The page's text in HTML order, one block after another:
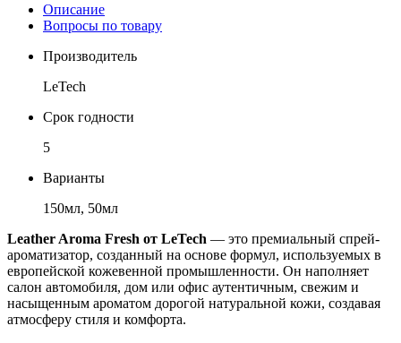
Описание
Вопросы по товару
Производитель
LeTech
Срок годности
5
Варианты
150мл, 50мл
Leather Aroma Fresh от LeTech — это премиальный спрей-
ароматизатор, созданный на основе формул, используемых в
европейской кожевенной промышленности. Он наполняет
салон автомобиля, дом или офис аутентичным, свежим и
насыщенным ароматом дорогой натуральной кожи, создавая
атмосферу стиля и комфорта.